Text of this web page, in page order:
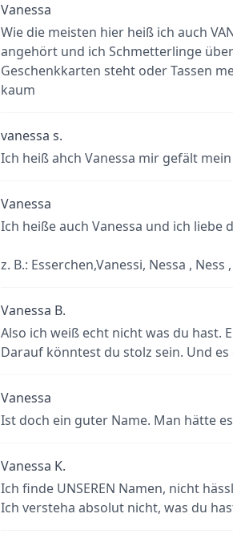
Vanessa
Wie die meisten hier heiß ich auch
angehört und ich Schmetterlinge
Geschenkkarten steht oder Tassen
kaum
vanessa s.
Ich heiß ahch Vanessa mir gefält
Vanessa
Ich heiße auch Vanessa und ich liebe
z. B.: Esserchen,Vanessi, Nessa ,
Vanessa B.
Also ich weiß echt nicht was du hast.
Darauf könntest du stolz sein. Und
Vanessa
Ist doch ein guter Name. Man hätte
Vanessa K.
Ich finde UNSEREN Namen, nicht
Ich versteha absolut nicht, was du